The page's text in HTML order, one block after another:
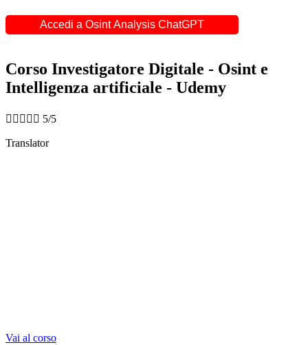
Accedi a Osint Analysis ChatGPT
Corso Investigatore Digitale - Osint e
Intelligenza artificiale - Udemy
     5/5
Translator
Vai al corso